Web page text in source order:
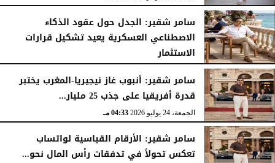
سامر شقير: الجدل حول عقود الذكاء
الاصطناعي العسكرية يعيد تشكيل قرارات
الاستثمار
الجمعة، 24 يوليو 2026 04:45 مـ
سامر شقير: أنبوب غاز نيجيريا-المغرب يختبر
قدرة أفريقيا على جذب 25 مليار...
الجمعة، 24 يوليو 2026 04:33 مـ
سامر شقير: الأرقام القياسية لواتساب
تعكس تحولاً في تدفقات رأس المال نحو...